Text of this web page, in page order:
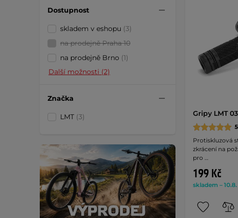
Dostupnost
skladem v eshopu (3)
na prodejně Praha 10
na prodejně Brno (1)
Další možnosti (2)
Značka
LMT (3) Gripy LMT
5
Protiskluzová
zkrácení na
pro …
199 Kč
skladem – 10.8.